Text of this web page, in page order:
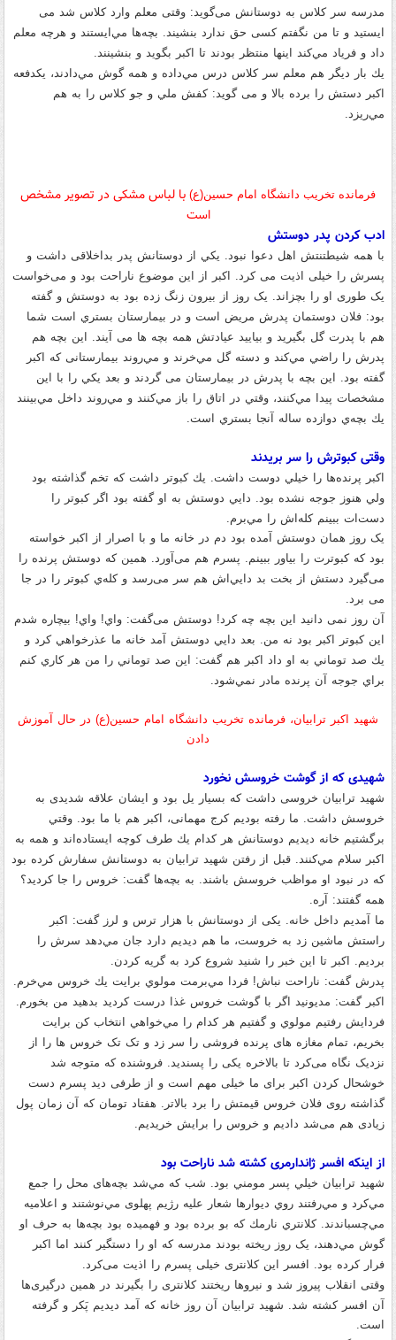
مدرسه سر كلاس به دوستانش می‌گوید: وقتی معلم وارد کلاس شد می
ایستید و تا من نگفتم کسی حق ندارد بنشیند. بچه‌ها مي‌ايستند و هرچه معلم
داد و فرياد مي‌كند اينها منتظر بودند تا اكبر بگويد و بنشينند.
يك بار دیگر هم معلم سر كلاس درس مي‌داده و همه گوش مي‌دادند، يكدفعه
اكبر دستش را برده بالا و می گوید:كفش ملي و جو كلاس را به هم
مي‌ريزد.
فرمانده تخریب دانشگاه امام حسین(ع) با لباس مشکی در تصویر مشخص
است
ادب کردن پدر دوستش
با همه شیطتنتش اهل دعوا نبود. يكي از دوستانش پدر بداخلاقی داشت و
پسرش را خیلی اذیت می کرد. اکبر از این موضوع ناراحت بود و می‌خواست
یک طوری او را بچزاند. یک روز از بيرون زنگ زده بود به دوستش و گفته
بود: فلان دوستمان پدرش مريض است و در بيمارستان بستري است شما
هم با پدرت گل بگيريد و بياييد عيادتش همه بچه ها می آیند.
اين بچه هم
پدرش را راضي مي‌كند و دسته گل مي‌خرند و مي‌روند بيمارستانی که اکبر
گفته بود.
این بچه با پدرش در بيمارستان می گردند و بعد يكي را با اين
مشخصات پيدا مي‌كنند، وقتي در اتاق را باز مي‌كنند و مي‌روند داخل مي‌بينند
يك بچه‌ي دوازده ساله آنجا بستري است.
وقتی کبوترش را سر بریدند
اکبر پرنده‌ها را خيلي دوست داشت. يك كبوتر داشت که تخم گذاشته بود
ولي هنوز جوجه نشده بود. دايي‌ دوستش به او گفته بود اگر كبوتر را
دست‌ات ببينم كله‌اش را مي‌برم.
یک روز همان دوستش آمده بود دم در خانه ما و با اصرار از اکبر خواسته
بود که کبوترت را بياور ببينم. پسرم هم می‌آورد. همین که دوستش پرنده را
می‌گیرد دستش از بخت بد دايي‌‌اش هم سر می‌رسد و كله‌ي کبوتر را در جا
می برد.
آن روز نمی دانید
اين بچه چه كرد! دوستش می‌گفت: واي! واي! بيچاره شدم
اين كبوتر اكبر بود نه من. بعد دايي دوستش آمد خانه ما عذرخواهي كرد و
يك صد توماني به او داد اكبر هم گفت:
اين صد توماني را من هر كاري كنم
براي جوجه آن پرنده مادر نمي‌شود.
شهید اکبر ترابیان، فرمانده تخریب دانشگاه امام حسین(ع) در حال آموزش
دادن
شهیدی که از گوشت خروسش نخورد
شهید ترابیان خروسی داشت که بسيار يل بود و ایشان علاقه شدیدی به
خروسش داشت. ما رفته بودیم كرج مهمانی، اکبر هم با ما بود. وقتي
برگشتیم خانه ديديم دوستانش هر كدام يك طرف کوچه ايستاده‌اند و همه به
اكبر سلام مي‌كنند. قبل از رفتن شهید ترابیان به دوستانش سفارش کرده بود
که در نبود او مواظب خروسش باشند. به بچه‌ها گفت: خروس را جا كرديد؟
همه گفتند: آره.
ما آمديم داخل خانه. یکی از دوستانش با هزار ترس و لرز گفت: اکبر
راستش ماشين زد به خروست، ما هم ديديم دارد جان مي‌دهد سرش را
برديم. اكبر تا این خبر را شنید شروع كرد به گريه كردن.
پدرش گفت: ناراحت نباش! فردا مي‌برمت مولوي برايت يك خروس مي‌خرم.
اكبر گفت: مديونيد اگر با گوشت خروس غذا درست کردید بدهيد من بخورم.
فردایش رفتيم مولوي و گفتيم هر كدام را مي‌خواهي انتخاب كن برايت
بخريم، تمام مغازه های پرنده فروشی را سر زد و تک تک خروس ها را از
نزدیک نگاه می‌کرد تا بالاخره یکی را پسندید. فروشنده که متوجه شد
خوشحال کردن اکبر برای ما خیلی مهم است و از طرفی دید پسرم دست
گذاشته روی فلان خروس قیمتش را برد بالاتر . هفتاد تومان که آن زمان پول
زیادی هم می‌شد داديم و خروس را برايش خريديم.
از اینکه افسر ژاندارمری کشته شد ناراحت بود
شهید ترابیان خيلي پسر مومني بود. شب كه مي‌شد بچه‌های محل را جمع
مي‌كرد و مي‌رفتند روي ديوارها شعار علیه رژیم پهلوی مي‌نوشتند و اعلاميه
مي‌چسباندند.كلانتري نارمك که بو برده بود و فهمیده بود بچه‌ها به حرف او
گوش مي‌دهند، یک روز ريخته بودند مدرسه كه او را دستگير كنند اما اکبر
فرار كرده بود. افسر این کلانتری خیلی پسرم را اذیت می‌کرد.
وقتی انقلاب پیروز شد و نیروها ریختند کلانتری را بگیرند در همین درگیری‌ها
آن افسر کشته شد. شهید ترابیان آن روز خانه كه آمد ديديم پَكر و گرفته
است.